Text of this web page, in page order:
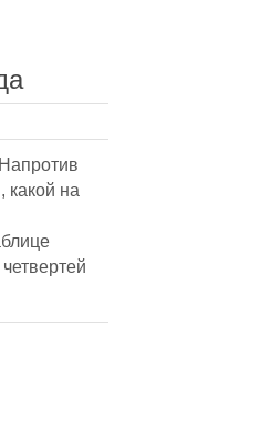
какой на